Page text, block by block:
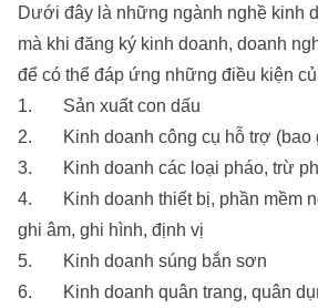
Dưới đây là những ngành nghề kinh
mà khi đăng ký kinh doanh, doanh
để có thể đáp ứng những điều kiện
1. Sản xuất con dấu
2. Kinh doanh công cụ hỗ trợ (bao
3. Kinh doanh các loại pháo, trừ
4. Kinh doanh thiết bị, phần mềm
ghi âm, ghi hình, định vị
5. Kinh doanh súng bắn sơn
6. Kinh doanh quân trang, quân